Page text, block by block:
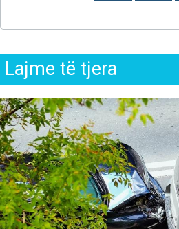
Lajme të tjera